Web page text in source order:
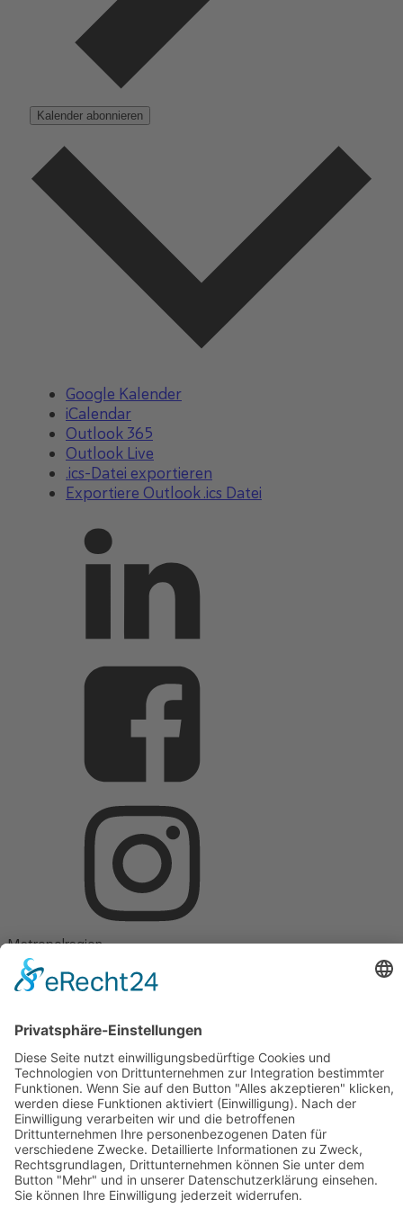
Kalender abonnieren
Google Kalender
iCalendar
Outlook 365
Outlook Live
.ics-Datei exportieren
Exportiere Outlook .ics Datei
Metropolregion
Hannover Braunschweig Göttingen Wolfsburg GmbH
Herrenstraße 6
30159 Hannover
Telefon +49 511 898586-0E-Mail: mail(at)metropolregion.de
ImpressumDatenschutz
Datenschutz-Einstellungen